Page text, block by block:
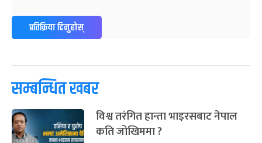
प्रतिक्रिया दिनुहोस्
सम्बन्धित खबर
विश्व तरंगित हान्ता भाइरसबाट नेपाल
कति जोखिममा ?